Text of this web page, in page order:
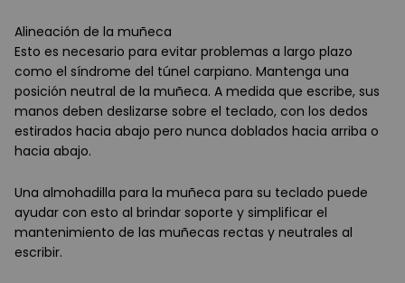
Alineación de la muñeca
Esto es necesario para evitar problemas a largo plazo
como el síndrome del túnel carpiano. Mantenga una
posición neutral de la muñeca. A medida que escribe, sus
manos deben deslizarse sobre el teclado, con los dedos
estirados hacia abajo pero nunca doblados hacia arriba o
hacia abajo.
Una almohadilla para la muñeca para su teclado puede
ayudar con esto al brindar soporte y simplificar el
mantenimiento de las muñecas rectas y neutrales al
escribir.